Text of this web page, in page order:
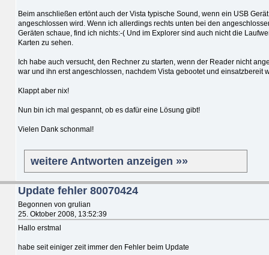
Beim anschließen ertönt auch der Vista typische Sound, wenn ein USB Gerät
angeschlossen wird. Wenn ich allerdings rechts unten bei den
Geräten schaue, find ich nichts:-( Und im Explorer sind auch nicht die
Karten zu sehen.
Ich habe auch versucht, den Rechner zu starten, wenn der Reader nicht
war und ihn erst angeschlossen, nachdem Vista gebootet und einsatzbereit
Klappt aber nix!
Nun bin ich mal gespannt, ob es dafür eine Lösung gibt!
Vielen Dank schonmal!
weitere Antworten anzeigen »»
Update fehler 80070424
Begonnen von grulian
25. Oktober 2008, 13:52:39
Hallo erstmal
habe seit einiger zeit immer den Fehler beim Update